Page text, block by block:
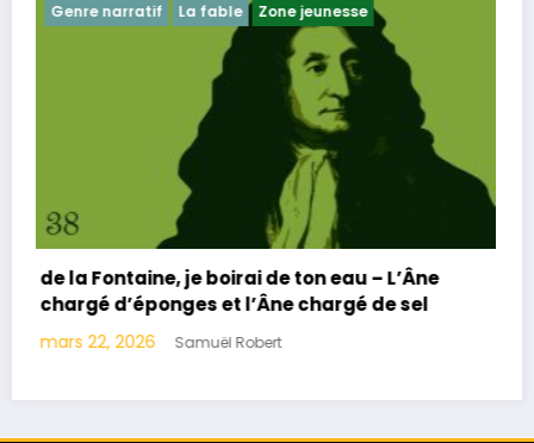
Genre narratif La ​fable Zone jeunesse
de la Fontaine, je boirai de ton eau – À
Monseigneur le duc de Bourgogne
mars 8, 2026 Samuël Robert